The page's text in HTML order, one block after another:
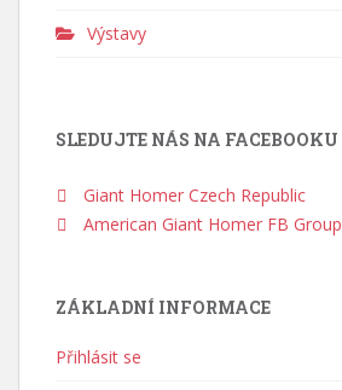
Výstavy
SLEDUJTE NÁS NA FACEBOOKU
Giant Homer Czech Republic
American Giant Homer FB Group
ZÁKLADNÍ INFORMACE
Přihlásit se